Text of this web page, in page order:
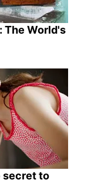
The World's
secret to